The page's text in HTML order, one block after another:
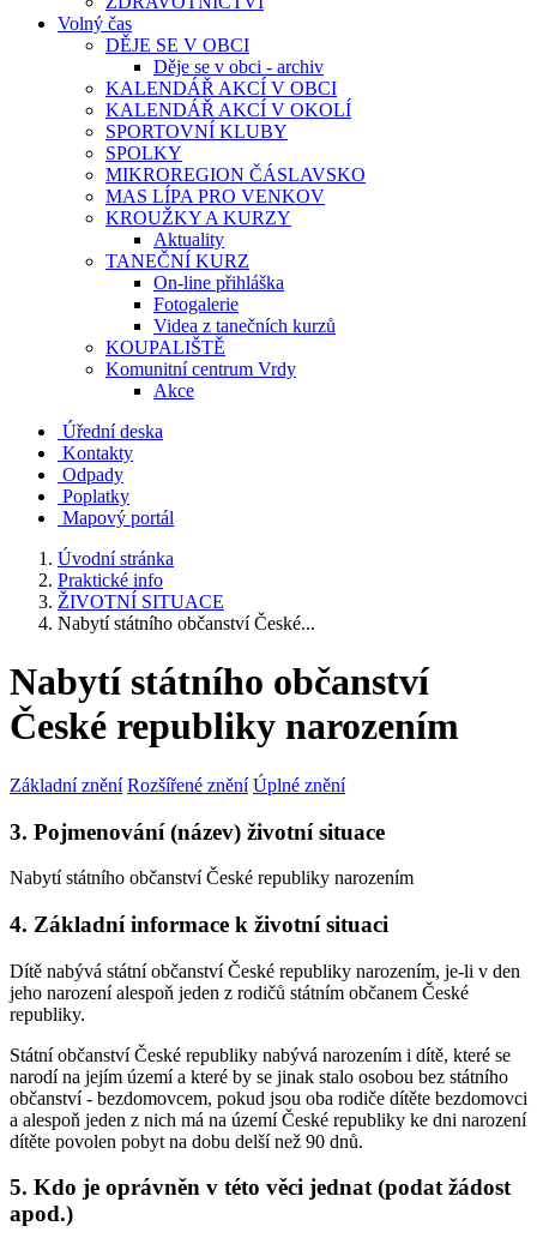
Volný čas
DĚJE SE V OBCI
Děje se v obci - archiv
KALENDÁŘ AKCÍ V OBCI
KALENDÁŘ AKCÍ V OKOLÍ
SPORTOVNÍ KLUBY
SPOLKY
MIKROREGION ČÁSLAVSKO
MAS LÍPA PRO VENKOV
KROUŽKY A KURZY
Aktuality
TANEČNÍ KURZ
On-line přihláška
Fotogalerie
Videa z tanečních kurzů
KOUPALIŠTĚ
Komunitní centrum Vrdy
Akce
Úřední deska
Kontakty
Odpady
Poplatky
Mapový portál
Úvodní stránka
Praktické info
ŽIVOTNÍ SITUACE
Nabytí státního občanství České...
Nabytí státního občanství
České republiky narozením
Základní znění Rozšířené znění Úplné znění
3. Pojmenování (název) životní situace
Nabytí státního občanství České republiky narozením
4. Základní informace k životní situaci
Dítě nabývá státní občanství České republiky narozením, je-li v den
jeho narození alespoň jeden z rodičů státním občanem České
republiky.
Státní občanství České republiky nabývá narozením i dítě, které se
narodí na jejím území a které by se jinak stalo osobou bez státního
občanství - bezdomovcem, pokud jsou oba rodiče dítěte bezdomovci
a alespoň jeden z nich má na území České republiky ke dni narození
dítěte povolen pobyt na dobu delší než 90 dnů.
5. Kdo je oprávněn v této věci jednat (podat žádost
apod.)